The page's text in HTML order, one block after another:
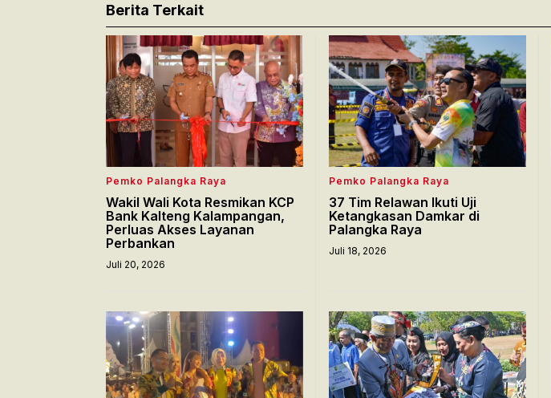
Berita Terkait
Pemko Palangka Raya
Wakil Wali Kota Resmikan KCP
Bank Kalteng Kalampangan,
Perluas Akses Layanan
Perbankan
Juli 20, 2026
Pemko Palangka Raya
37 Tim Relawan Ikuti Uji
Ketangkasan Damkar di
Palangka Raya
Juli 18, 2026